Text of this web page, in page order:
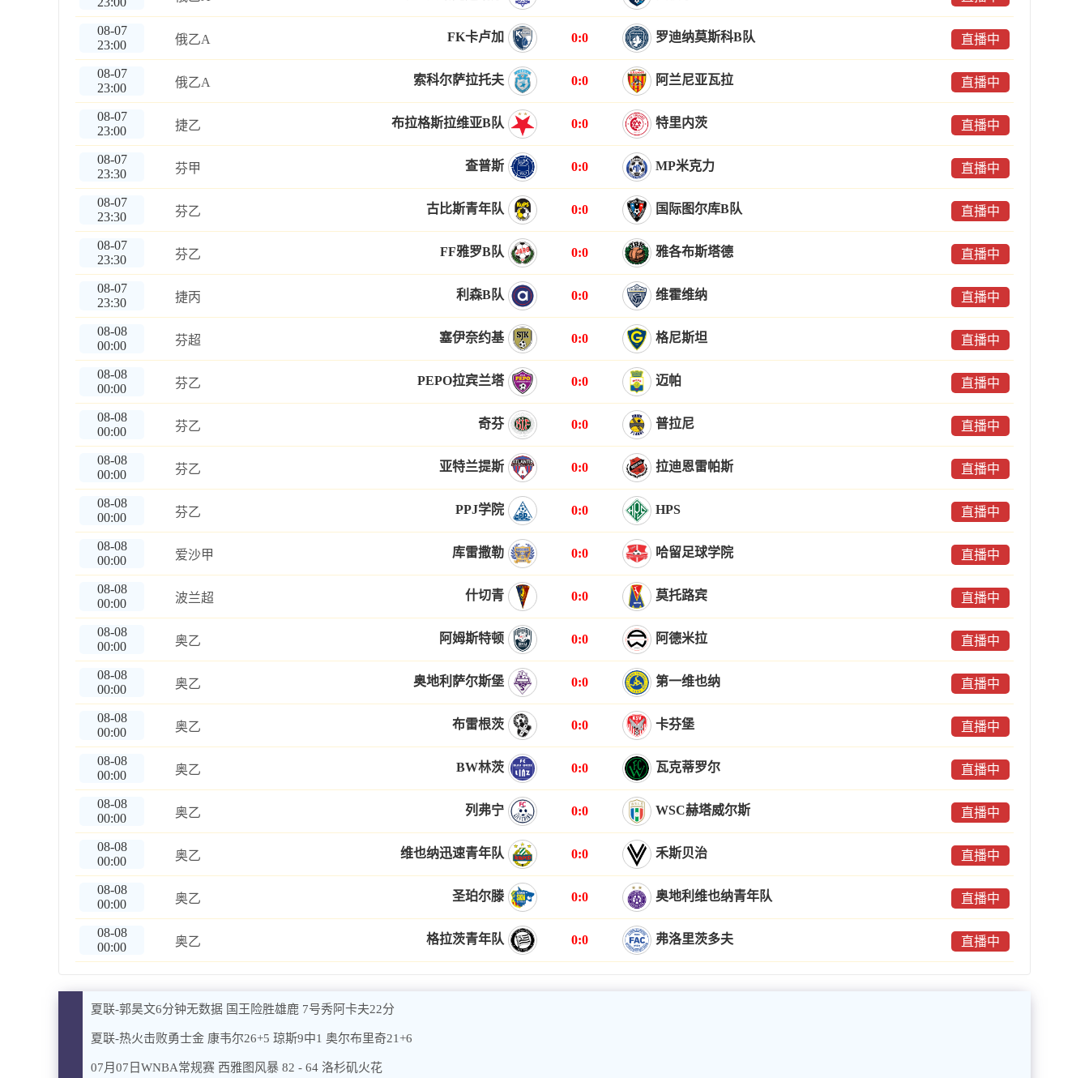
08-07
23:00
俄乙A FK卡卢加 0:0 罗迪纳莫斯科B队 直播中
08-07
23:00
俄乙A 索科尔萨拉托夫 0:0 阿兰尼亚瓦拉 直播中
08-07
23:00
捷乙 布拉格斯拉维亚B队 0:0 特里内茨 直播中
08-07
23:30
芬甲 查普斯 0:0 MP米克力 直播中
08-07
23:30
芬乙 古比斯青年队 0:0 国际图尔库B队 直播中
08-07
23:30
芬乙 FF雅罗B队 0:0 雅各布斯塔德 直播中
08-07
23:30
捷丙 利森B队 0:0 维霍维纳 直播中
08-08
00:00
芬超 塞伊奈约基 0:0 格尼斯坦 直播中
08-08
00:00
芬乙 PEPO拉宾兰塔 0:0 迈帕 直播中
08-08
00:00
芬乙 奇芬 0:0 普拉尼 直播中
08-08
00:00
芬乙 亚特兰提斯 0:0 拉迪恩雷帕斯 直播中
08-08
00:00
芬乙 PPJ学院 0:0 HPS 直播中
08-08
00:00
爱沙甲 库雷撒勒 0:0 哈留足球学院 直播中
08-08
00:00
波兰超 什切青 0:0 莫托路宾 直播中
08-08
00:00
奥乙 阿姆斯特顿 0:0 阿德米拉 直播中
08-08
00:00
奥乙 奥地利萨尔斯堡 0:0 第一维也纳 直播中
08-08
00:00
奥乙 布雷根茨 0:0 卡芬堡 直播中
08-08
00:00
奥乙 BW林茨 0:0 瓦克蒂罗尔 直播中
08-08
00:00
奥乙 列弗宁 0:0 WSC赫塔威尔斯 直播中
08-08
00:00
奥乙 维也纳迅速青年队 0:0 禾斯贝治 直播中
08-08
00:00
奥乙 圣珀尔滕 0:0 奥地利维也纳青年队 直播中
08-08
00:00
奥乙 格拉茨青年队 0:0 弗洛里茨多夫 直播中
夏联-郭昊文6分钟无数据 国王险胜雄鹿 7号秀阿卡夫22分
夏联-热火击败勇士金 康韦尔26+5 琼斯9中1 奥尔布里奇21+6
07月07日WNBA常规赛 西雅图风暴 82 - 64 洛杉矶火花